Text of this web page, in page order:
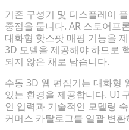
기존 구성기 및 디스플레이
중점을 둡니다. AR 스토어프
대화형 핫스팟 매핑 기능을
3D 모델을 제공해야 하므로
되지 않은 채로 남습니다.
수동 3D 웹 편집기는 대화형
있는 환경을 제공합니다. UI
인 입력과 기술적인 모델링
커머스 카탈로그를 일괄 변